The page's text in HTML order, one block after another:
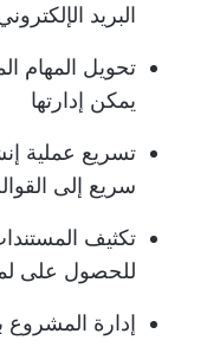
البريد
تحويل المهام
يمكن إدارتها
تسريع عملية
سريع إلى
تكثيف
للحصول على
إدارة